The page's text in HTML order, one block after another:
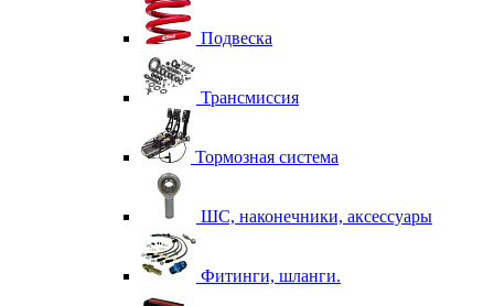
Подвеска
Трансмиссия
Тормозная система
ШС, наконечники, аксессуары
Фитинги, шланги.